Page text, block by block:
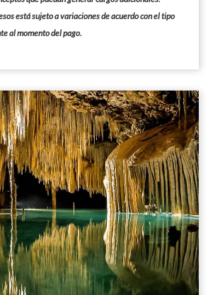
está sujeto a variaciones de acuerdo con el tipo
al momento del pago.